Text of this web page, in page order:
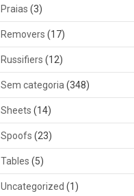
Praias (3)
Removers (17)
Russifiers (12)
Sem categoria (348)
Sheets (14)
Spoofs (23)
Tables (5)
Uncategorized (1)